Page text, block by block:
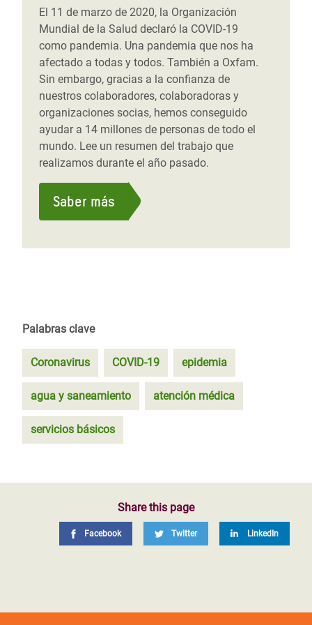
El 11 de marzo de 2020, la Organización
Mundial de la Salud declaró la COVID-19
como pandemia. Una pandemia que nos ha
afectado a todas y todos. También a Oxfam.
Sin embargo, gracias a la confianza de
nuestros colaboradores, colaboradoras y
organizaciones socias, hemos conseguido
ayudar a 14 millones de personas de todo el
mundo. Lee un resumen del trabajo que
realizamos durante el año pasado.
Saber más
Palabras clave
Coronavirus COVID-19 epidemia
agua y saneamiento atención médica
servicios básicos
Share this page
Facebook Twitter LinkedIn